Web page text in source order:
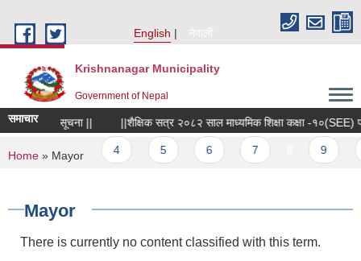
English
नेपाली
Krishnanagar Municipality
Government of Nepal
समाचार
सम्बन्धी सूचना || ||शैक्षिक सत्र २०८२ साल माध्यमिक शिक्षा कक्षा -१०(SEE)
…
You are here
Home » Mayor
Mayor
There is currently no content classified with this term.